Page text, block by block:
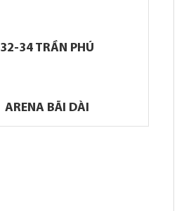
32-34 TRẦN PHÚ
ARENA BÃI DÀI